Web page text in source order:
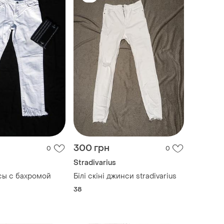
0
с бахромой
300 грн 0
Stradivarius
Білі скіні джинси stradivarius
38